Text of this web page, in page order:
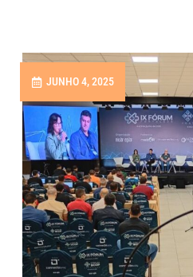
JUNHO 4, 2025